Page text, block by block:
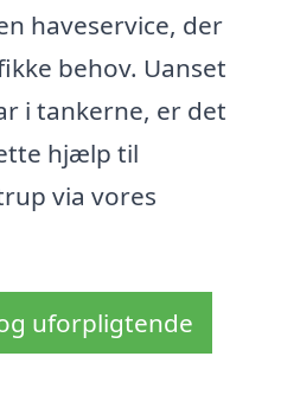
haveservice, der
behov. Uanset
i tankerne, er det
hjælp til
via vores
uforpligtende